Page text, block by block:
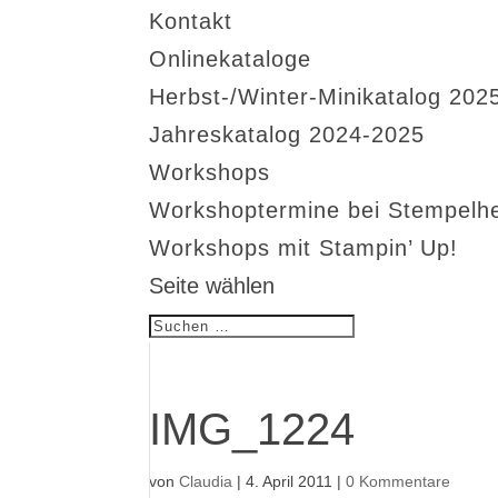
Kontakt
Onlinekataloge
Herbst-/Winter-Minikatalog
Jahreskatalog 2024-2025
Workshops
Workshoptermine bei
Workshops mit Stampin’ Up!
Seite wählen
IMG_1224
vonClaudia |4. April 2011 |0 Kommentare